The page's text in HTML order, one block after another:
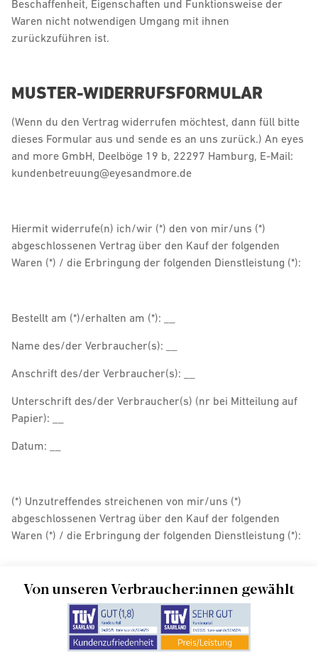
Beschaffenheit, Eigenschaften und Funktionsweise der
Waren nicht notwendigen Umgang mit ihnen
zurückzuführen ist.
MUSTER-WIDERRUFSFORMULAR
(Wenn du den Vertrag widerrufen möchtest, dann füll bitte
dieses Formular aus und sende es an uns zurück.) An eyes
and more GmbH, Deelböge 19 b, 22297 Hamburg, E-Mail:
kundenbetreuung@eyesandmore.de
Hiermit widerrufe(n) ich/wir (*) den von mir/uns (*)
abgeschlossenen Vertrag über den Kauf der folgenden
Waren (*) / die Erbringung der folgenden Dienstleistung (*):
Bestellt am (*)/erhalten am (*): __
Name des/der Verbraucher(s): __
Anschrift des/der Verbraucher(s): __
Unterschrift des/der Verbraucher(s) (nr bei Mitteilung auf
Papier): __
Datum: __
(*) Unzutreffendes streichenen von mir/uns (*)
abgeschlossenen Vertrag über den Kauf der folgenden
Waren (*) / die Erbringung der folgenden Dienstleistung (*):
Von unseren Verbraucher:innen gewählt